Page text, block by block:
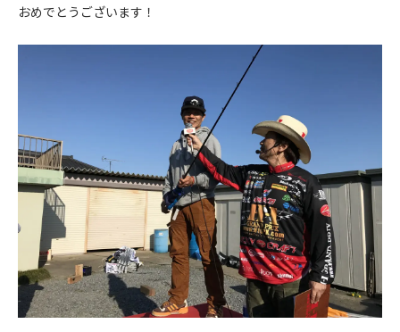
おめでとうございます！